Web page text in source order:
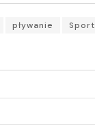
pływanie Sport